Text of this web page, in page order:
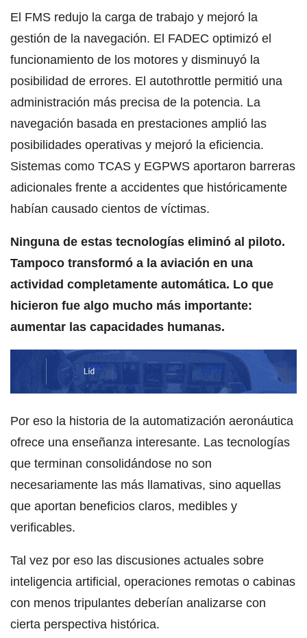
El FMS redujo la carga de trabajo y mejoró la
gestión de la navegación. El FADEC optimizó el
funcionamiento de los motores y disminuyó la
posibilidad de errores. El autothrottle permitió una
administración más precisa de la potencia. La
navegación basada en prestaciones amplió las
posibilidades operativas y mejoró la eficiencia.
Sistemas como TCAS y EGPWS aportaron barreras
adicionales frente a accidentes que históricamente
habían causado cientos de víctimas.
Ninguna de estas tecnologías eliminó al piloto.
Tampoco transformó a la aviación en una
actividad completamente automática. Lo que
hicieron fue algo mucho más importante:
aumentar las capacidades humanas.
Por eso la historia de la automatización aeronáutica
ofrece una enseñanza interesante. Las tecnologías
que terminan consolidándose no son
necesariamente las más llamativas, sino aquellas
que aportan beneficios claros, medibles y
verificables.
Tal vez por eso las discusiones actuales sobre
inteligencia artificial, operaciones remotas o cabinas
con menos tripulantes deberían analizarse con
cierta perspectiva histórica.